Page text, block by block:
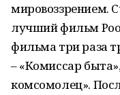
мировоззрением.
лучший фильм
фильма три раза
– «Комиссар
комсомолец».